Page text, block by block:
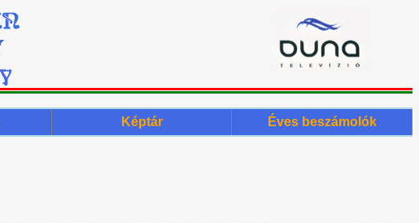
Képtár Éves beszámolók